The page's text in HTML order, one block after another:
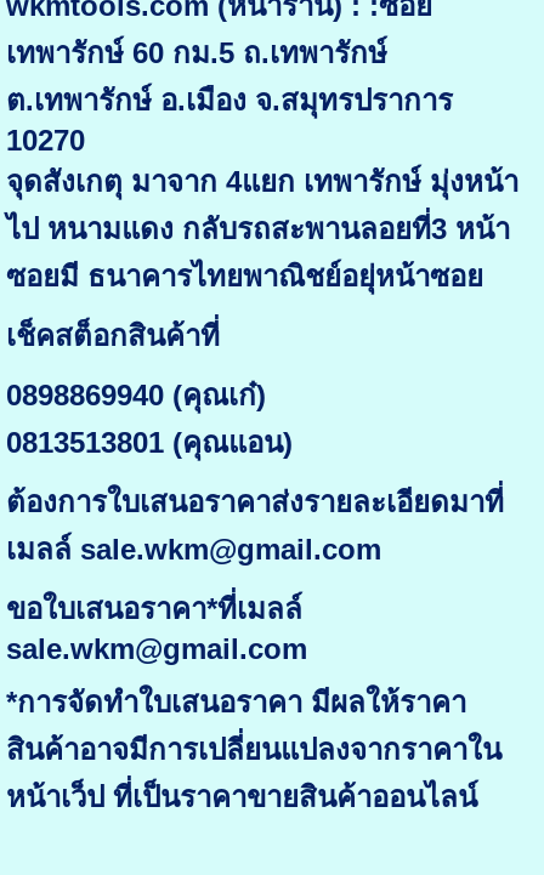
เทพารักษ์ 60 กม.5 ถ.เทพารักษ์
ต.เทพารักษ์ อ.เมือง จ.สมุทรปราการ
10270
จุดสังเกตุ มาจาก 4แยก เทพารักษ์ มุ่งหน้า
ไป หนามแดง กลับรถสะพานลอยที่3 หน้า
ซอยมี ธนาคารไทยพาณิชย์อยุ่หน้าซอย
เช็คสต็อกสินค้าที่
0898869940 (คุณเก๋)
0813513801 (คุณแอน)
ต้องการใบเสนอราคาส่งรายละเอียดมาที่
เมลล์ sale.wkm@gmail.com
ขอใบเสนอราคา*ที่เมลล์
sale.wkm@gmail.com
*การจัดทำใบเสนอราคา มีผลให้ราคา
สินค้าอาจมีการเปลี่ยนแปลงจากราคาใน
หน้าเว็ป ที่เป็นราคาขายสินค้าออนไลน์